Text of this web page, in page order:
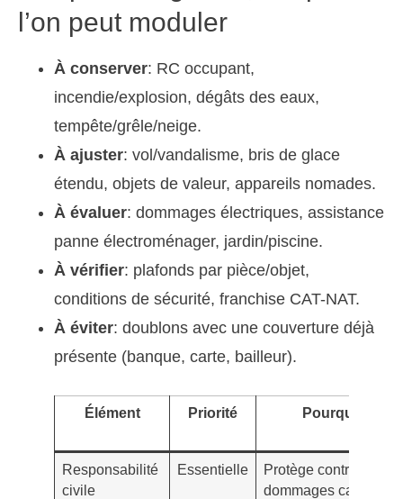
l’on peut moduler
À conserver: RC occupant,
incendie/explosion, dégâts des eaux,
tempête/grêle/neige.
À ajuster: vol/vandalisme, bris de glace
étendu, objets de valeur, appareils nomades.
À évaluer: dommages électriques, assistance
panne électroménager, jardin/piscine.
À vérifier: plafonds par pièce/objet,
conditions de sécurité, franchise CAT-NAT.
À éviter: doublons avec une couverture déjà
présente (banque, carte, bailleur).
Élément Priorité Pourquoi
Responsabilité
civile
Essentielle
Protège contre
dommages causés à